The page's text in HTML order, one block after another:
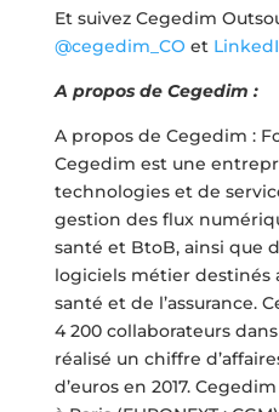
Et suivez Cegedim
@cegedim_CO et
A propos de Cegedim :
A propos de Cegedim :
Cegedim est une
technologies et de
gestion des flux
santé et BtoB, ainsi que
logiciels métier destinés
santé et de l’assurance.
4 200 collaborateurs
réalisé un chiffre
d’euros en 2017.